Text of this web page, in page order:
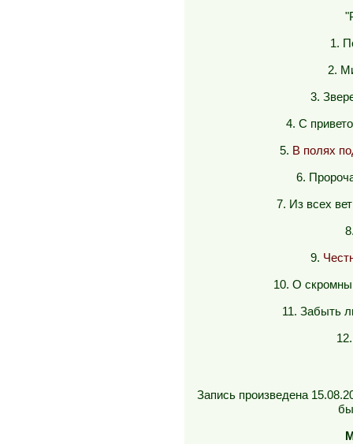
1.
2.
3.
4. С
5. В полях
6.
7. Из всех
9.
10. О
11. Забыть
Запись произведена